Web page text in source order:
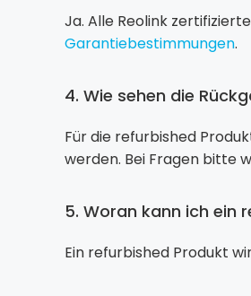
Ja. Alle Reolink
Garantiebestimmungen.
4. Wie sehen die
Für die refurbished
werden. Bei Fragen bitte
5. Woran kann ich ein
Ein refurbished Produkt